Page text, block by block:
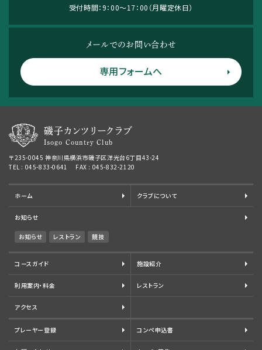
受付時間：9：00～17：00（月曜定休日）
メールでのお問い合わせ
専用フォームへ
磯子カンツリークラブ
Isogo Country Club
〒235-0045 神奈川県横浜市磯子区洋光台6丁目43-24
TEL : 045-833-0641 FAX : 045-832-2120
ホーム クラブについて
お知らせ
お知らせ レストラン 競技
コースガイド 施設紹介
利用案内・料金 レストラン
アクセス
プレーヤー登録 コンペ申込書